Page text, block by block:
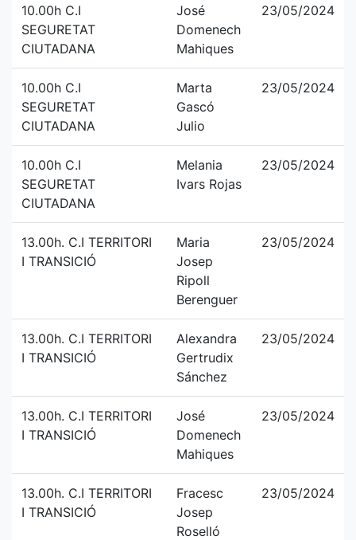
10.00h C.I
SEGURETAT
CIUTADANA
José
Domenech
Mahiques
23/05/2024
10.00h C.I
SEGURETAT
CIUTADANA
Marta
Gascó
Julio
23/05/2024
10.00h C.I
SEGURETAT
CIUTADANA
Melania
Ivars Rojas
23/05/2024
13.00h. C.I TERRITORI
I TRANSICIÓ
Maria
Josep
Ripoll
Berenguer
23/05/2024
13.00h. C.I TERRITORI
I TRANSICIÓ
Alexandra
Gertrudix
Sánchez
23/05/2024
13.00h. C.I TERRITORI
I TRANSICIÓ
José
Domenech
Mahiques
23/05/2024
13.00h. C.I TERRITORI
I TRANSICIÓ
Fracesc
Josep
Roselló
23/05/2024